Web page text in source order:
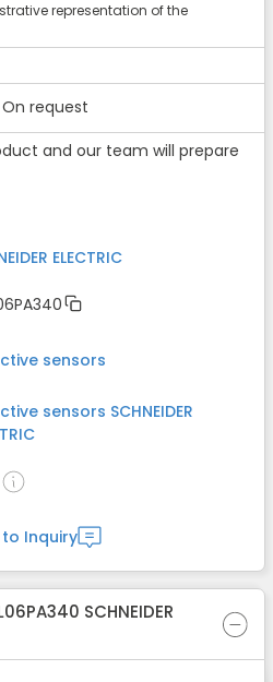
representation of the
On request
and our team will prepare
ELECTRIC
sensors
sensors SCHNEIDER
Inquiry
SCHNEIDER